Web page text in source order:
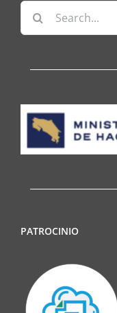
Search
for:
PATROCINIO